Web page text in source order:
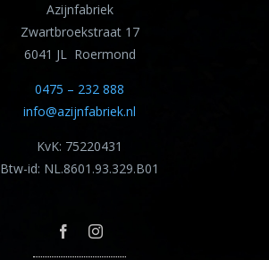
Azijnfabriek
Zwartbroekstraat 17
6041 JL Roermond
0475 – 232 888
info@azijnfabriek.nl
KvK: 75220431
Btw-id: NL.8601.93.329.B01